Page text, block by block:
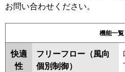
日立 RPK-
パナソニック PA-
東芝
お問い合わせください。
機能一覧
快適
性
フリーフロー（風向
個別制御）